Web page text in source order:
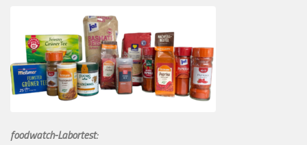
foodwatch-Labortest: